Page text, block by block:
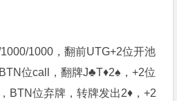
1000，翻前UTG+2位开池
位call，翻牌J♣️T♦️2♠️，+2位
BTN位弃牌，转牌发出2♦️，+2